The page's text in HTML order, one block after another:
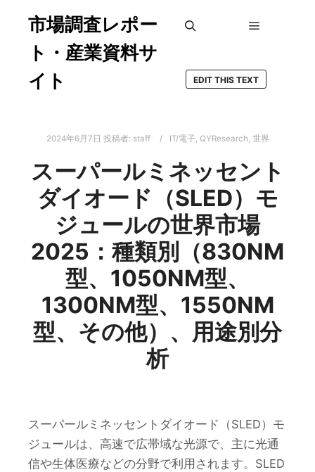
市場調査レポー
ト・産業資料サ
イト
EDIT THIS TEXT
2024年6月7日 投稿者: staff IT/電子, QYResearch, 世界
スーパールミネッセント
ダイオード（SLED）モ
ジュールの世界市場
2025：種類別（830NM
型、1050NM型、
1300NM型、1550NM
型、その他）、用途別分
析
スーパールミネッセントダイオード（SLED）モ
ジュールは、高速で広帯域な光源で、主に光通
信や生体医療などの分野で利用されます。SLED